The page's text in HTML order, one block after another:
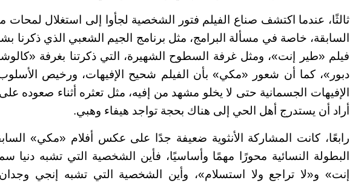
ثالثًا، عندما اكتشف صناع الفيلم فتور الشخصية لجأوا إلى استغلال
السابقة، خاصة في مسألة البرامج، مثل برنامج الجيم الشعبي الذي
فيلم «طير إنت»، ومثل غرفة السطوح الشهيرة، التي ذكرتنا بغرفة
دبور»، كما أن شعور «مكي» بأن الفيلم شحيح الإفيهات، ورخيص
الإفيهات الجسمانية حتى لا يخلو مشهد من إفيه، مثل تعثره أثناء صعوده
أراد أن يستدرج أهل الحي إلى هناك بحجة تواجد هيفاء وهبي.
رابعًا، كانت المشاركة الأنثوية ضعيفة جدًا على عكس أفلام «مكي»
البطولة النسائية محورًا مهمًا وأساسيًا، فأين الشخصية التي تشبه دنيا
إنت» و«لا تراجع ولا استسلام»، وأين الشخصية التي تشبه إنجي